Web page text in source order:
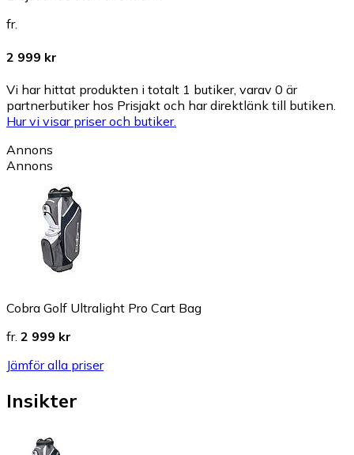
fr.
2 999 kr
Vi har hittat produkten i totalt 1 butiker, varav 0 är
partnerbutiker hos Prisjakt och har direktlänk till butiken.
Hur vi visar priser och butiker.
Annons
Annons
Cobra Golf Ultralight Pro Cart Bag
fr. 2 999 kr
Jämför alla priser
Insikter